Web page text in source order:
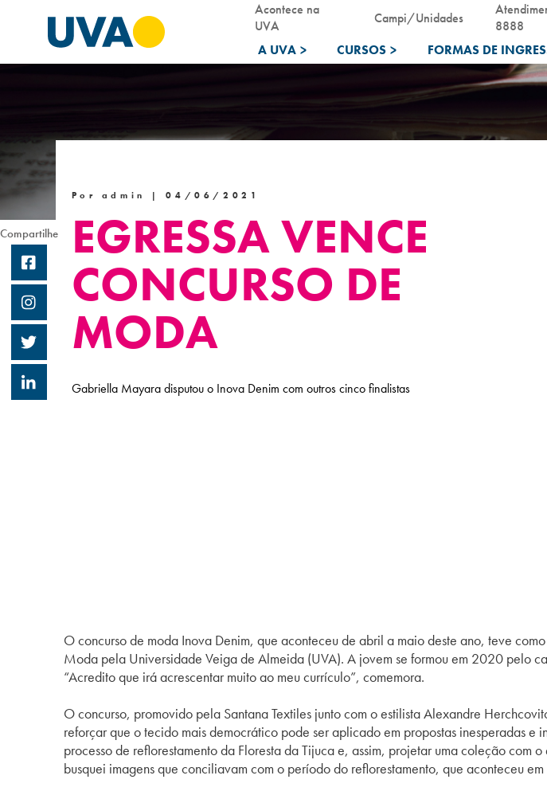
A UVA > CURSOS > FORMAS DE
Acontece na
UVA
Campi/Unidades
8888
Por admin |04/06/2021
EGRESSA VENCE
CONCURSO DE
MODA
Compartilhe
Gabriella Mayara disputou o Inova Denim com outros cinco finalistas
O concurso de moda Inova Denim, que aconteceu de abril a maio deste ano, teve
Moda pela Universidade Veiga de Almeida (UVA). A jovem se formou em 2020 pelo
“Acredito que irá acrescentar muito ao meu currículo”, comemora.
O concurso, promovido pela Santana Textiles junto com o estilista Alexandre
reforçar que o tecido mais democrático pode ser aplicado em propostas inesperadas
processo de reflorestamento da Floresta da Tijuca e, assim, projetar uma coleção com
busquei imagens que conciliavam com o período do reflorestamento, que aconteceu